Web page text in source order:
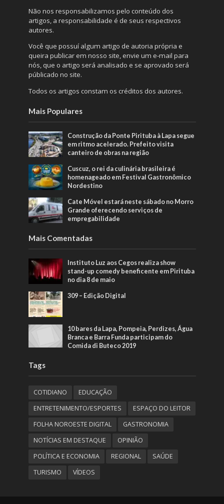
Não nos responsabilizamos pelo conteúdo dos
artigos, a responsabilidade é de seus respectivos
autores.
Você que possuí algum artigo de autoria própria e
queira publicar em nosso site, envie um e-mail para
nós, que o artigo será analisado e se aprovado será
públicado no site.
Todos os artigos constam os créditos dos autores.
Mais Populares
Construção da Ponte Pirituba à Lapa segue
em ritmo acelerado. Prefeito visita
canteiro de obras na região
Cuscuz, o rei da culinária brasileira é
homenageado em Festival Gastronômico
Nordestino
Cate Móvel estará neste sábado no Morro
Grande oferecendo serviços de
empregabilidade
Mais Comentadas
Instituto Luz aos Cegos realiza show
stand-up comedy beneficente em Pirituba
no dia 8 de maio
309 – Edição Digital
10 bares da Lapa, Pompeia, Perdizes, Água
Branca e Barra Funda participam do
Comida di Buteco 2019
Tags
COTIDIANO
EDUCAÇÃO
ENTRETENIMENTO/ESPORTES
ESPAÇO DO LEITOR
FOLHA NOROESTE DIGITAL
GASTRONOMIA
NOTÍCIAS EM DESTAQUE
OPINIÃO
POLÍTICA E ECONOMIA
REGIONAL
SAÚDE
TURISMO
VÍDEOS